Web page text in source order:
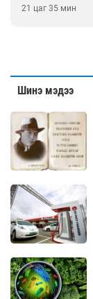
21 цаг 35 мин
Шинэ мэдээ